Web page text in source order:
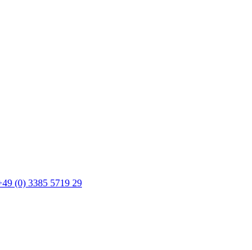
(0) 3385 5719 29